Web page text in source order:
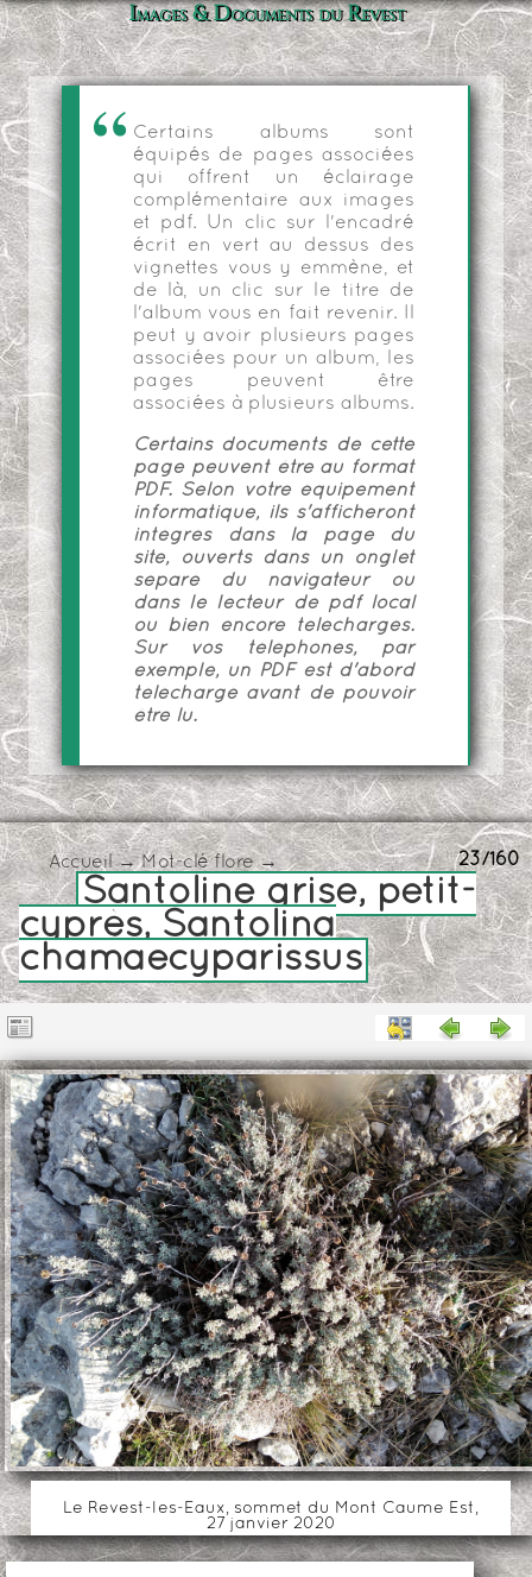
Images & Documents du Revest
Certains albums sont
équipés de pages associées
qui offrent un éclairage
complémentaire aux images
et pdf. Un clic sur l'encadré
écrit en vert au dessus des
vignettes vous y emmène, et
de là, un clic sur le titre de
l'album vous en fait revenir. Il
peut y avoir plusieurs pages
associées pour un album, les
pages peuvent être
associées à plusieurs albums.
Certains documents de cette
page peuvent être au format
PDF. Selon votre équipement
informatique, ils s'afficheront
intégrés dans la page du
site, ouverts dans un onglet
séparé du navigateur ou
dans le lecteur de pdf local
ou bien encore téléchargés.
Sur vos téléphones, par
exemple, un PDF est d'abord
téléchargé avant de pouvoir
être lu.
23/160
Accueil→Mot-clé flore→
Santoline grise, petit-
cyprès, Santolina
chamaecyparissus
Le Revest-les-Eaux, sommet du Mont Caume Est,
27 janvier 2020